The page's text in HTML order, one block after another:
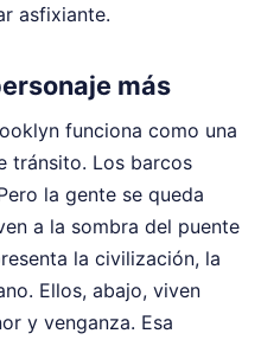
asfixiante.
más
funciona como una
tránsito. Los barcos
la gente se queda
a la sombra del puente
la civilización, la
Ellos, abajo, viven
y venganza. Esa